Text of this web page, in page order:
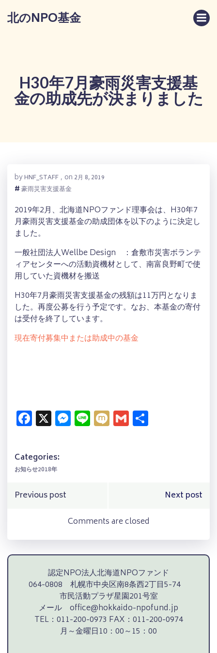
ス
キ
ッ
プ
北のNPO基金
H30年7月豪雨災害支援基
金の助成先が決まりました
byHNF_STAFF , on 2月 8, 2019
#豪雨災害支援基金
2019年2月、北海道NPOファンド理事会は、H30年7
月豪雨災害支援基金の助成団体を以下のように決定し
ました。
一般社団法人Wellbe Design ：倉敷市災害ボランテ
ィアセンターへの活動資機材として、南富良野町で使
用していた資機材を搬送
H30年7月豪雨災害支援基金の残額は11万円となりま
した。再度公募を行う予定です。なお、本基金の寄付
は受付を終了しています。
現在寄付募集中または助成中の基金
Facebook
X Messenger
LineMixiGmail
Categories:
お知らせ2018年
Post
navigation
Previous post
navigation
Next post
Comments are closed
認定NPO法人北海道NPOファンド
064-0808 札幌市中央区南8条西2丁目5-74
市民活動プラザ星園201号室
メール office@hokkaido-npofund.jp
TEL：011-200-0973 FAX：011-200-0974
月～金曜日10：00～15：00